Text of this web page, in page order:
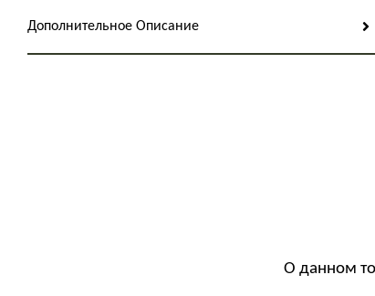
Дополнительное Описание
О данном